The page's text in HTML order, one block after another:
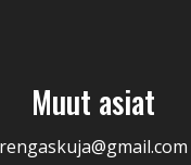
Muut asiat
rengaskuja@gmail.com